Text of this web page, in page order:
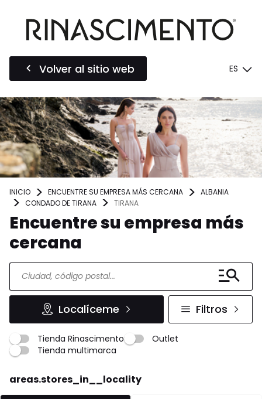
Volver al sitio web ES
INICIO ENCUENTRE SU EMPRESA MÁS CERCANA
ALBANIA
CONDADO DE TIRANA
TIRANA
Encuentre su empresa más
cercana
Localíceme Filtros
Tienda Rinascimento
Outlet
Tienda multimarca
areas.stores_in__locality